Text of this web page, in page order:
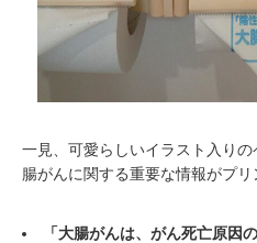
一見、可愛らしいイラスト入り
腸がんに関する重要な情報がプリ
「大腸がんは、がん死亡原因